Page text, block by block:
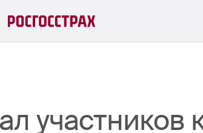
участников